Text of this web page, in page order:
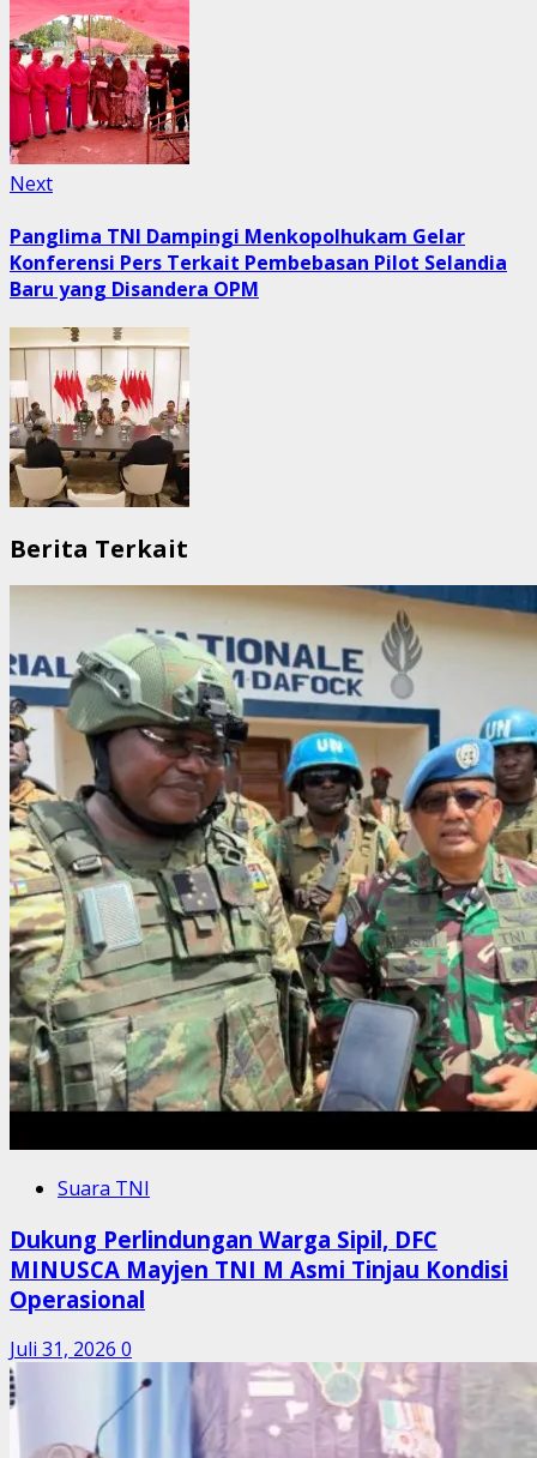
NextNext
Panglima TNI Dampingi Menkopolhukam Gelar
Konferensi Pers Terkait Pembebasan Pilot Selandia
Baru yang Disandera OPM
Berita Terkait
Suara TNI
Dukung Perlindungan Warga Sipil, DFC
MINUSCA Mayjen TNI M Asmi Tinjau Kondisi
Operasional
Juli 31, 2026 0